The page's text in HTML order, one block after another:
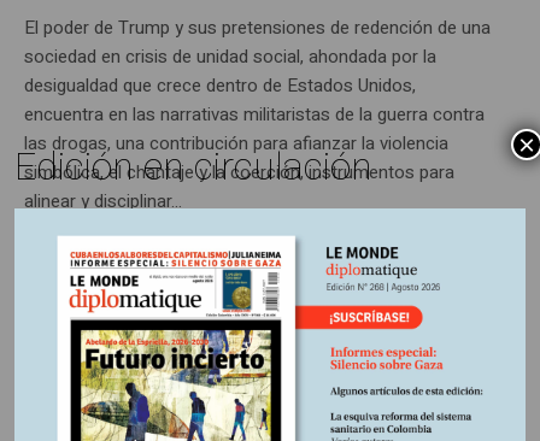
El poder de Trump y sus pretensiones de redención de una
sociedad en crisis de unidad social, ahondada por la
desigualdad que crece dentro de Estados Unidos,
encuentra en las narrativas militaristas de la guerra contra
las drogas, una contribución para afianzar la violencia
simbólica, el chantaje y la coerción, instrumentos para
alinear y disciplinar...
Últimas publicaciones
Edición en circulación ×